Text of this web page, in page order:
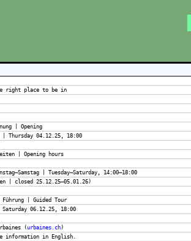
right place to be in
| Opening
| Thursday 04.12.25, 18:00
| Opening hours
| Tuesday–Saturday, 14:00–18:00
| closed 25.12.25–05.01.26)
| Guided Tour
Saturday 06.12.25, 18:00
(urbaines.ch)
information in English.